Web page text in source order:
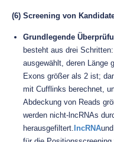
(6) Screening von
Grundlegende
besteht aus drei
ausgewählt, deren Länge
Exons größer als 2 ist;
mit Cufflinks berechnet,
Abdeckung von Reads
werden nicht-lncRNAs
herausgefiltert. lncRNA